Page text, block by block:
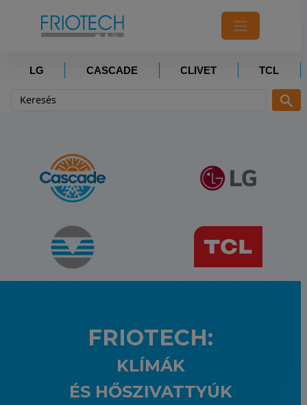
LG CASCADE CLIVET TCL
FRIOTECH:
KLÍMÁK
ÉS HŐSZIVATTYÚK